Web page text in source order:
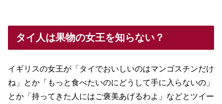
タイ人は果物の女王を知らない？
イギリスの女王が「タイでおいしいのはマンゴスチンだけ
ね」とか「もっと食べたいのにどうして手に入らないの」
とか「持ってきた人にはご褒美あげるわよ」などとツイー